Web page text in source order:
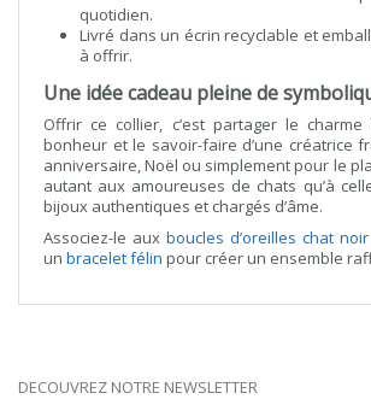
quotidien.
Livré dans un écrin recyclable et
à offrir.
Une idée cadeau pleine de
Offrir ce collier, c’est partager le charme
bonheur et le savoir-faire d’une créatrice
anniversaire, Noël ou simplement pour le
autant aux amoureuses de chats qu’à
bijoux authentiques et chargés d’âme.
Associez-le aux boucles d’oreilles chat
un bracelet félin pour créer un ensemble
DECOUVREZ NOTRE NEWSLETTER